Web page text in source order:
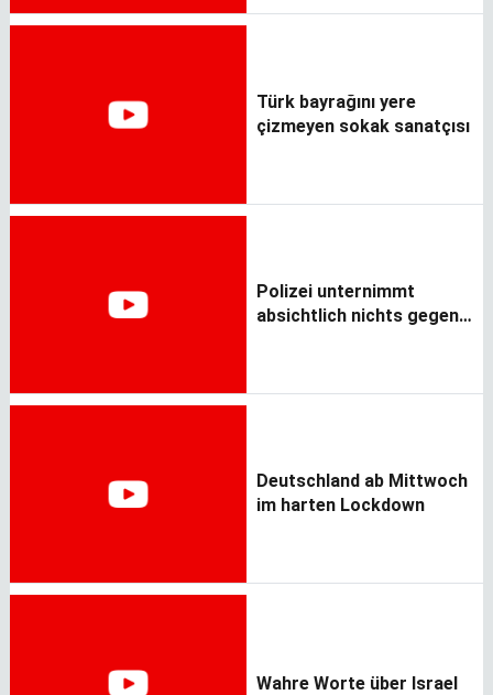
Türk bayrağını yere
çizmeyen sokak sanatçısı
Polizei unternimmt
absichtlich nichts gegen
Deutschland ab Mittwoch
im harten Lockdown
Wahre Worte über Israel